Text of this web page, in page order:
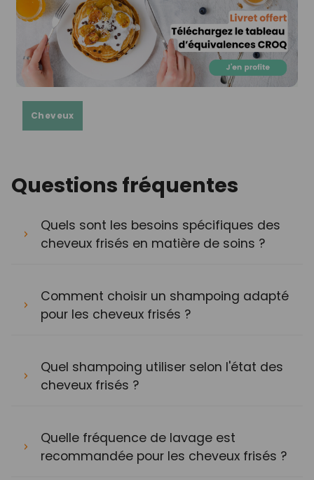
Cheveux
Questions fréquentes
Quels sont les besoins spécifiques des
cheveux frisés en matière de soins ?
Comment choisir un shampoing adapté
pour les cheveux frisés ?
Quel shampoing utiliser selon l'état des
cheveux frisés ?
Quelle fréquence de lavage est
recommandée pour les cheveux frisés ?